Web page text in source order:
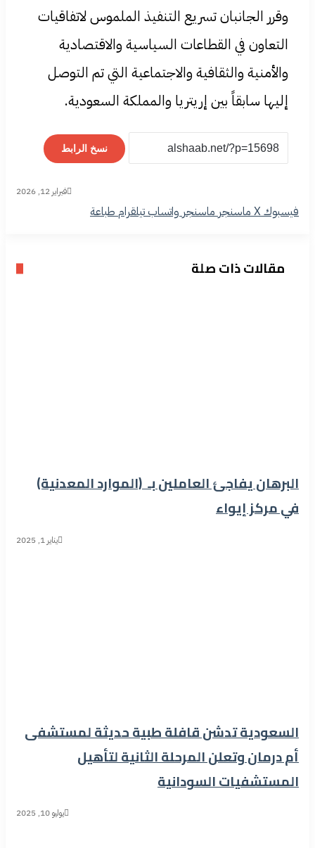
‏وقرر الجانبان تسريع التنفيذ الملموس لاتفاقيات
التعاون في القطاعات السياسية والاقتصادية
والأمنية والثقافية والاجتماعية التي تم التوصل
إليها سابقاً بين إريتريا والمملكة السعودية.
نسخ الرابط
فبراير 12, 2026
فيسبوك‫Xماسنجر ماسنجر واتسابتيلقرامطباعة
مقالات ذات صلة
البرهان يفاجئ العاملين بـ (الموارد المعدنية)
في مركز إيواء
يناير 1, 2025
السعودية تدشن قافلة طبية حديثة لمستشفى
أم درمان وتعلن المرحلة الثانية لتأهيل
المستشفيات السودانية
يوليو 10, 2025